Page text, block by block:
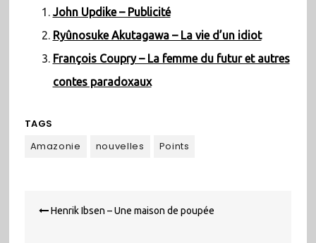
John Updike – Publicité
Ryûnosuke Akutagawa – La vie d’un idiot
François Coupry – La femme du futur et autres
contes paradoxaux
TAGS
Amazonie
nouvelles Points
de Henrik Ibsen – Une maison de poupée